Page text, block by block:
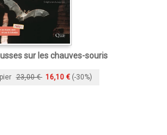
sur les chauves-souris
23,00 € 16,10 € (-30%)